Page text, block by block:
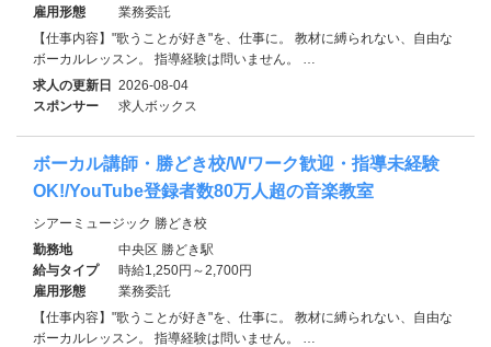
雇用形態
業務委託
【仕事内容】"歌うことが好き"を、仕事に。 教材に縛られない、自由な
ボーカルレッスン。 指導経験は問いません。 …
求人の更新日 2026-08-04
スポンサー
求人ボックス
ボーカル講師・勝どき校/Wワーク歓迎・指導未経験
OK!/YouTube登録者数80万人超の音楽教室
シアーミュージック 勝どき校
勤務地
中央区 勝どき駅
給与タイプ
時給1,250円～2,700円
雇用形態
業務委託
【仕事内容】"歌うことが好き"を、仕事に。 教材に縛られない、自由な
ボーカルレッスン。 指導経験は問いません。 …